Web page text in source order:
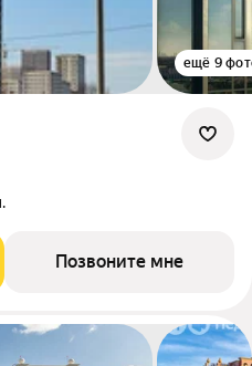
ещё 9
Позвоните мне